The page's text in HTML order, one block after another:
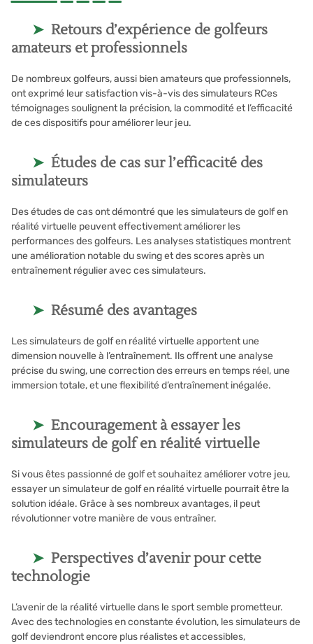
Retours d’expérience de golfeurs
amateurs et professionnels
De nombreux golfeurs, aussi bien amateurs que professionnels,
ont exprimé leur satisfaction vis-à-vis des simulateurs RCes
témoignages soulignent la précision, la commodité et l’efficacité
de ces dispositifs pour améliorer leur jeu.
Études de cas sur l’efficacité des
simulateurs
Des études de cas ont démontré que les simulateurs de golf en
réalité virtuelle peuvent effectivement améliorer les
performances des golfeurs. Les analyses statistiques montrent
une amélioration notable du swing et des scores après un
entraînement régulier avec ces simulateurs.
Résumé des avantages
Les simulateurs de golf en réalité virtuelle apportent une
dimension nouvelle à l’entraînement. Ils offrent une analyse
précise du swing, une correction des erreurs en temps réel, une
immersion totale, et une flexibilité d’entraînement inégalée.
Encouragement à essayer les
simulateurs de golf en réalité virtuelle
Si vous êtes passionné de golf et souhaitez améliorer votre jeu,
essayer un simulateur de golf en réalité virtuelle pourrait être la
solution idéale. Grâce à ses nombreux avantages, il peut
révolutionner votre manière de vous entraîner.
Perspectives d’avenir pour cette
technologie
L’avenir de la réalité virtuelle dans le sport semble prometteur.
Avec des technologies en constante évolution, les simulateurs de
golf deviendront encore plus réalistes et accessibles,